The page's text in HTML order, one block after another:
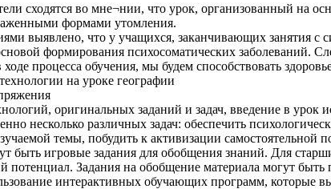
сходятся во мне¬нии, что урок, организованный на
формами утомления.
выявлено, что у учащихся, заканчивающих занятия
формирования психосоматических заболеваний.
процесса обучения, мы будем способствовать
на уроке географии
оригинальных заданий и задач, введение в
несколько различных задач: обеспечить
темы, побудить к активизации самостоятельной
быть игровые задания для обобщения знаний. Для
потенциал. Задания на обобщение материала могут
интерактивных обучающих программ, которые